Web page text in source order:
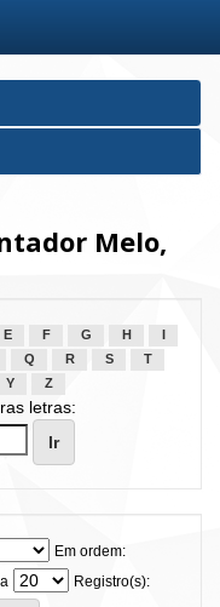
Melo,
E F G H
Q R S
T
Y Z
letras:
Em ordem:
Registro(s):